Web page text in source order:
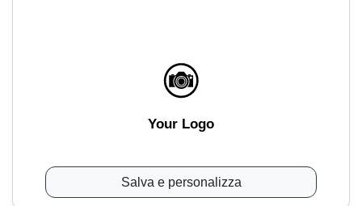
Your Logo
Salva e personalizza